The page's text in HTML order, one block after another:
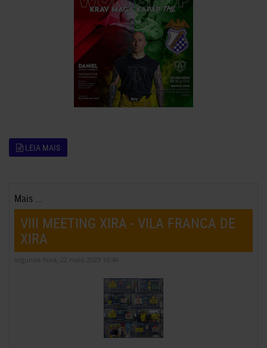
LEIA MAIS
Mais ...
VIII MEETING XIRA - VILA FRANCA DE
XIRA
segunda-feira, 22 maio 2023 10:46